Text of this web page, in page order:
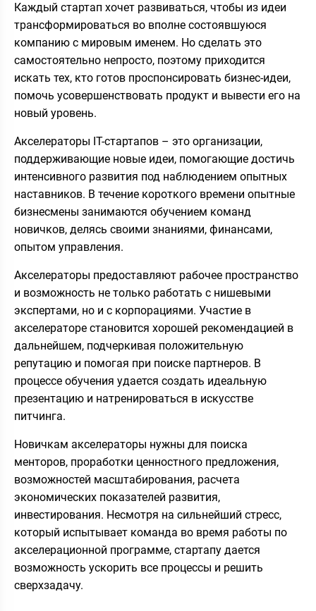
Каждый стартап хочет развиваться, чтобы из идеи
трансформироваться во вполне состоявшуюся
компанию с мировым именем. Но сделать это
самостоятельно непросто, поэтому приходится
искать тех, кто готов проспонсировать бизнес-идеи,
помочь усовершенствовать продукт и вывести его на
новый уровень.
Акселераторы IT-стартапов – это организации,
поддерживающие новые идеи, помогающие достичь
интенсивного развития под наблюдением опытных
наставников. В течение короткого времени опытные
бизнесмены занимаются обучением команд
новичков, делясь своими знаниями, финансами,
опытом управления.
Акселераторы предоставляют рабочее пространство
и возможность не только работать с нишевыми
экспертами, но и с корпорациями. Участие в
акселераторе становится хорошей рекомендацией в
дальнейшем, подчеркивая положительную
репутацию и помогая при поиске партнеров. В
процессе обучения удается создать идеальную
презентацию и натренироваться в искусстве
питчинга.
Новичкам акселераторы нужны для поиска
менторов, проработки ценностного предложения,
возможностей масштабирования, расчета
экономических показателей развития,
инвестирования. Несмотря на сильнейший стресс,
который испытывает команда во время работы по
акселерационной программе, стартапу дается
возможность ускорить все процессы и решить
сверхзадачу.